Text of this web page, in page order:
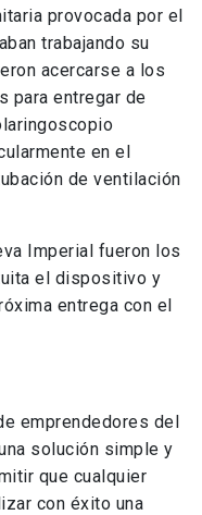
provocada por el
trabajando su
acercarse a los
para entregar de
en el
de ventilación
Imperial fueron los
el dispositivo y
entrega con el
emprendedores del
solución simple y
que cualquier
con éxito una